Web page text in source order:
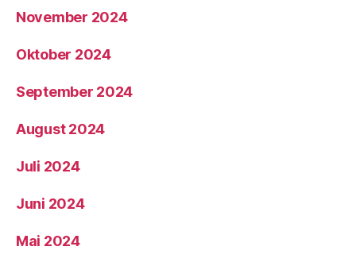
November 2024
Oktober 2024
September 2024
August 2024
Juli 2024
Juni 2024
Mai 2024